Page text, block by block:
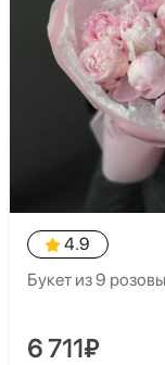
4.9
Букет из 9
6 711₽